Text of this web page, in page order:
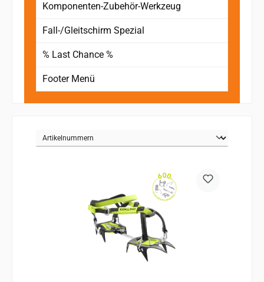
Komponenten-Zubehör-Werkzeug
Fall-/Gleitschirm Spezial
% Last Chance %
Footer Menü